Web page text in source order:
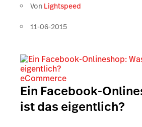
Von Lightspeed
11-06-2015
eCommerce
Ein Facebook-
ist das eigentlich?